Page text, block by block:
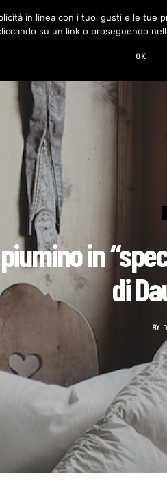
DESIGN LIVING
in
di
BY
in linea con i tuoi gusti e le tue
su un link o proseguendo
OK